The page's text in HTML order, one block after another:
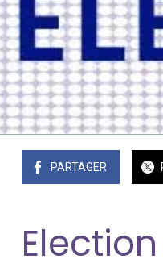
PARTAGER